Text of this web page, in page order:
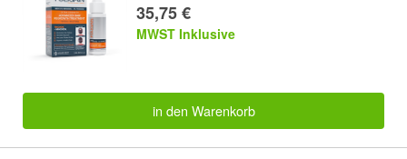
35,75 €
MWST Inklusive
in den Warenkorb